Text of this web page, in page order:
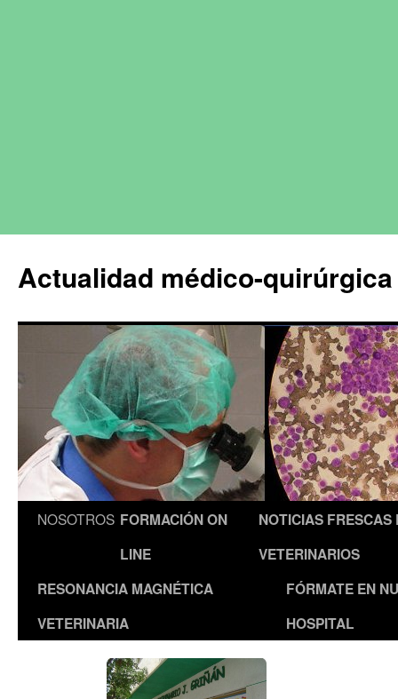
Actualidad médico-
NOSOTROS FORMACIÓN ON
LINE
NOTICIAS FRESCAS
VETERINARIOS
RESONANCIA MAGNÉTICA
VETERINARIA
FÓRMATE EN
HOSPITAL